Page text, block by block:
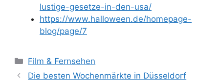
lustige-gesetze-in-den-usa/
https://www.halloween.de/homepage-
blog/page/7
Kategorien
Film & Fernsehen
Die besten Wochenmärkte in Düsseldorf